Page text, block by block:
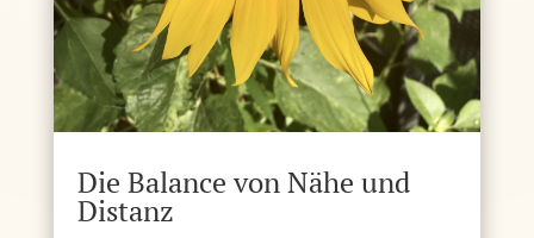
Die Balance von Nähe und
Distanz